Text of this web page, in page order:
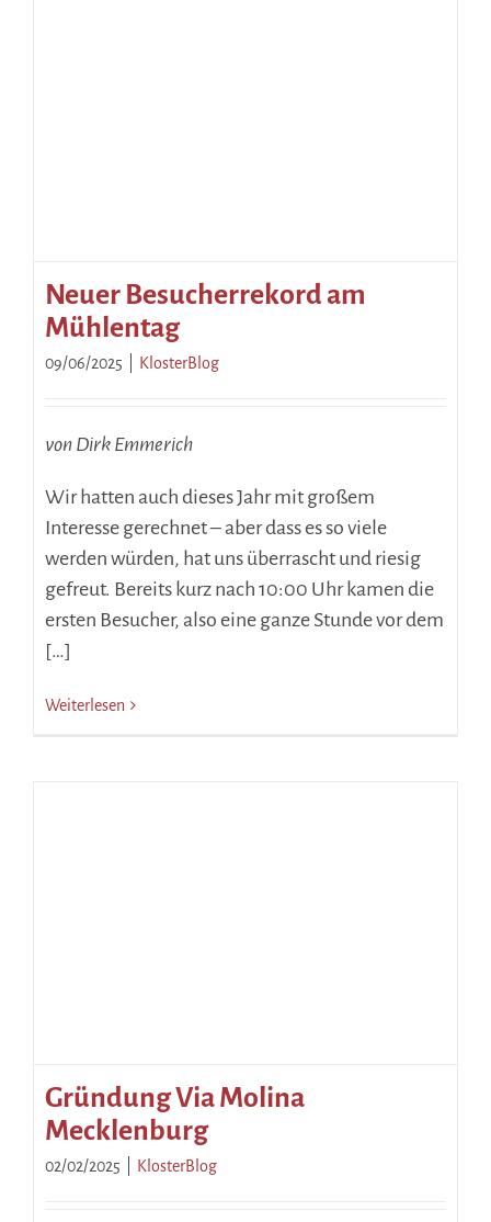
Neuer Besucherrekord am
Mühlentag
09/06/2025 KlosterBlog
von Dirk Emmerich
Wir hatten auch dieses Jahr mit großem
Interesse gerechnet – aber dass es so viele
werden würden, hat uns überrascht und riesig
gefreut. Bereits kurz nach 10:00 Uhr kamen die
ersten Besucher, also eine ganze Stunde vor dem
[…]
Weiterlesen
Gründung Via Molina
Mecklenburg
02/02/2025 KlosterBlog